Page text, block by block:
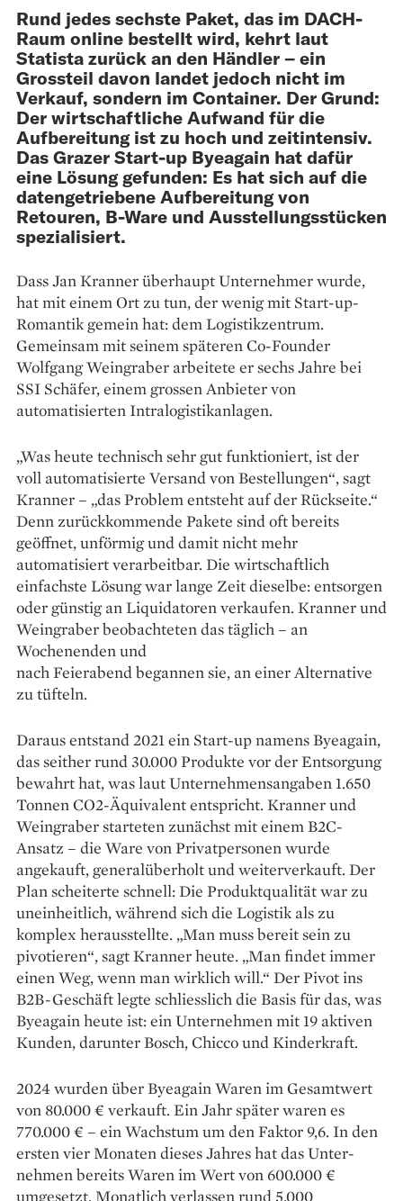
Rund jedes sechste Paket, das im DACH-
Raum online bestellt wird, kehrt laut
Statista zurück an den Händler – ein
Grossteil davon landet jedoch nicht im
Verkauf, sondern im Container. Der Grund:
Der wirtschaftliche Aufwand für die
Aufbereitung ist zu hoch und zeitintensiv.
Das Grazer Start-up Byeagain hat dafür
eine Lösung gefunden: Es hat sich auf die
datengetriebene Aufbereitung von
Retouren, B-Ware und Ausstellungsstücken
spezialisiert.
Dass Jan Kranner überhaupt Unternehmer wurde,
hat mit einem Ort zu tun, der wenig mit Start-up-
Romantik gemein hat: dem Logistikzentrum.
Gemeinsam mit seinem späteren Co-Founder
Wolfgang Weingraber arbeitete er sechs Jahre bei
SSI Schäfer, einem grossen Anbieter von
automatisierten Intralogistikanlagen.
„Was heute technisch sehr gut funktioniert, ist der
voll automatisierte Versand von Bestellungen“, sagt
Kranner – „das Problem entsteht auf der Rückseite.“
Denn zurückkommende Pakete sind oft bereits
geöffnet, unförmig und damit nicht mehr
automatisiert ver­arbeitbar. Die wirtschaftlich
einfachste Lösung war lange Zeit dieselbe: entsorgen
oder günstig an ­Liqui­datoren verkaufen. Kranner und
Weingraber beobach­teten das täglich – an
Wochenenden und
nach Feierabend begannen sie, an einer Alternative
zu tüfteln.
Daraus entstand 2021 ein Start-up namens Byeagain,
das seither rund 30.000 Produkte vor der Entsorgung
bewahrt hat, was laut Unternehmensangaben 1.650
Tonnen CO2-Äquivalent entspricht. Kranner und
Weingraber starteten zunächst mit einem B2C-
Ansatz – die Ware von Privatpersonen wurde
angekauft, generalüberholt und weiterverkauft. Der
Plan scheiterte schnell: Die Produktqualität war zu
uneinheitlich, während sich die Logistik als zu
komplex herausstellte. „Man muss bereit sein zu
pivotieren“, sagt Kranner heute. „Man findet immer
einen Weg, wenn man wirklich will.“ Der Pivot ins
B2B-Geschäft legte schliesslich die Basis für das, was
Byeagain heute ist: ein Unternehmen mit 19 aktiven
Kunden, darunter Bosch, Chicco und Kinderkraft.
2024 wurden über Byeagain Waren im Gesamtwert
von 80.000 € verkauft. Ein Jahr später waren es
770.000 € – ein Wachstum um den Faktor 9,6. In den
ersten vier Monaten dieses Jahres hat das Unter­
nehmen bereits Waren im Wert von 600.000 €
umgesetzt. Monatlich verlassen rund 5.000